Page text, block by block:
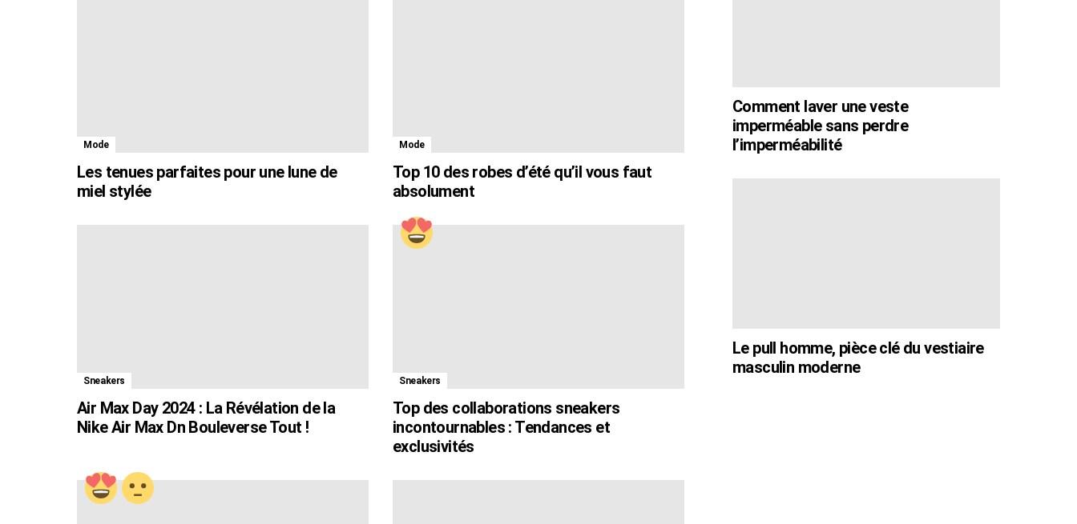
Mode
Les tenues parfaites pour une lune de
miel stylée
Mode
Top 10 des robes d’été qu’il vous faut
absolument
Sneakers
Air Max Day 2024 : La Révélation de la
Nike Air Max Dn Bouleverse Tout !
Sneakers
Top des collaborations sneakers
incontournables : Tendances et
exclusivités
Comment laver une veste
imperméable sans perdre
l’imperméabilité
Le pull homme, pièce clé du vestiaire
masculin moderne